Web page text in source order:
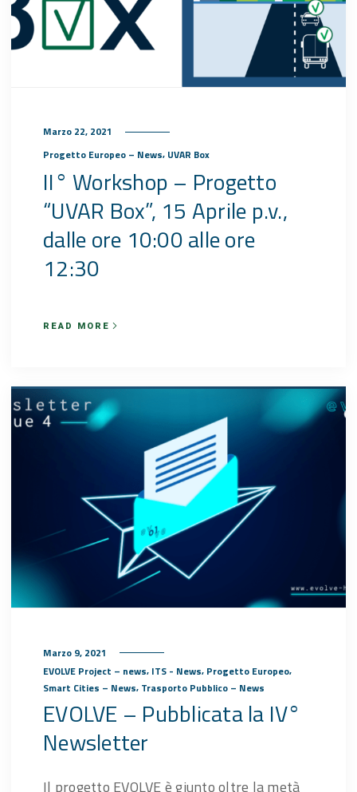
Marzo 22, 2021
Progetto Europeo – News, UVAR Box
II° Workshop – Progetto
“UVAR Box”, 15 Aprile p.v.,
dalle ore 10:00 alle ore
12:30
READ MORE
Marzo 9, 2021
EVOLVE Project – news, ITS - News, Progetto Europeo,
Smart Cities – News, Trasporto Pubblico – News
EVOLVE – Pubblicata la IV°
Newsletter
Il progetto EVOLVE è giunto oltre la metà